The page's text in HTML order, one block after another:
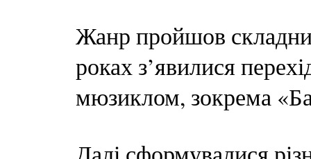
Жанр пройшов
роках з’явилися
мюзиклом, зокрема